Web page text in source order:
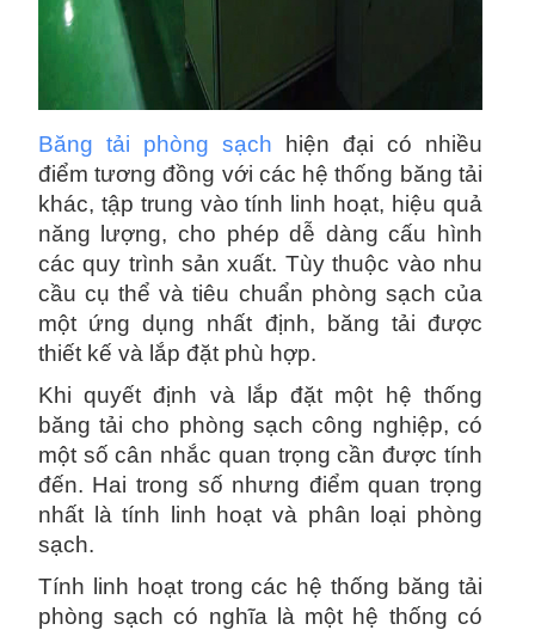
Băng tải phòng sạch hiện đại có nhiều
điểm tương đồng với các hệ thống băng tải
khác, tập trung vào tính linh hoạt, hiệu quả
năng lượng, cho phép dễ dàng cấu hình
các quy trình sản xuất. Tùy thuộc vào nhu
cầu cụ thể và tiêu chuẩn phòng sạch của
một ứng dụng nhất định, băng tải được
thiết kế và lắp đặt phù hợp.
Khi quyết định và lắp đặt một hệ thống
băng tải cho phòng sạch công nghiệp, có
một số cân nhắc quan trọng cần được tính
đến. Hai trong số nhưng điểm quan trọng
nhất là tính linh hoạt và phân loại phòng
sạch.
Tính linh hoạt trong các hệ thống băng tải
phòng sạch có nghĩa là một hệ thống có